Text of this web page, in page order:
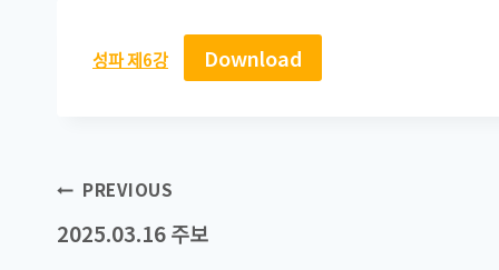
성파 제6강 Download
Post
navigation
PREVIOUS
2025.03.16 주보